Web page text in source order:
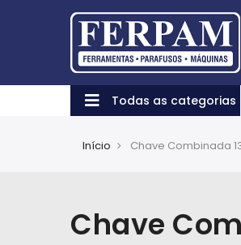
Todas as categorias
Início Chave Combinada
Chave